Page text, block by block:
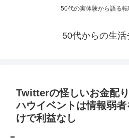
50代の実体験から語る
50代からの生
Twitterの怪しいお金配
ハウイベントは情報弱
けで利益なし